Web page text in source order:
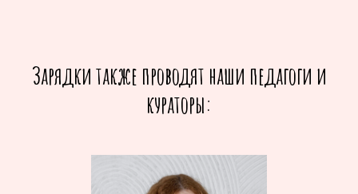
Зарядки также проводят наши педагоги и
кураторы: